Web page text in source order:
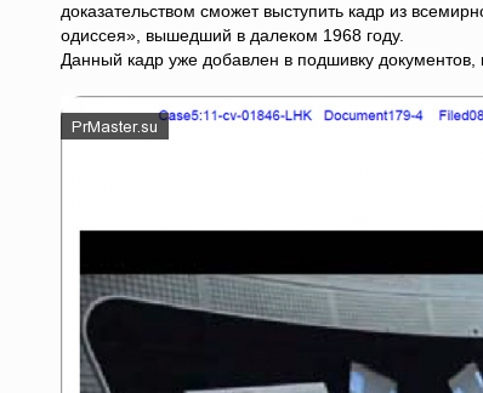
доказательством сможет выступить кадр из
одиссея», вышедший в далеком 1968 году.
Данный кадр уже добавлен в подшивку